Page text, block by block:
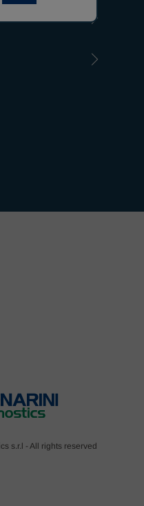
s.r.l - All rights reserved